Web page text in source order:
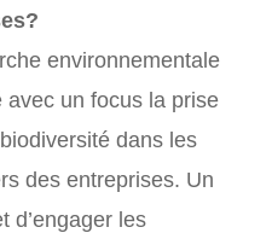
environnementale
un focus la prise
dans les
des entreprises. Un
d’engager les